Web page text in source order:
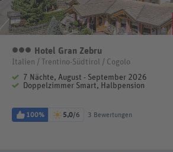
3 Sterne
Hotel Gran Zebru
Italien / Trentino-Südtirol / Cogolo
7 Nächte, August - September 2026
Doppelzimmer Smart, Halbpension
100% 5,0/6 3 Bewertungen